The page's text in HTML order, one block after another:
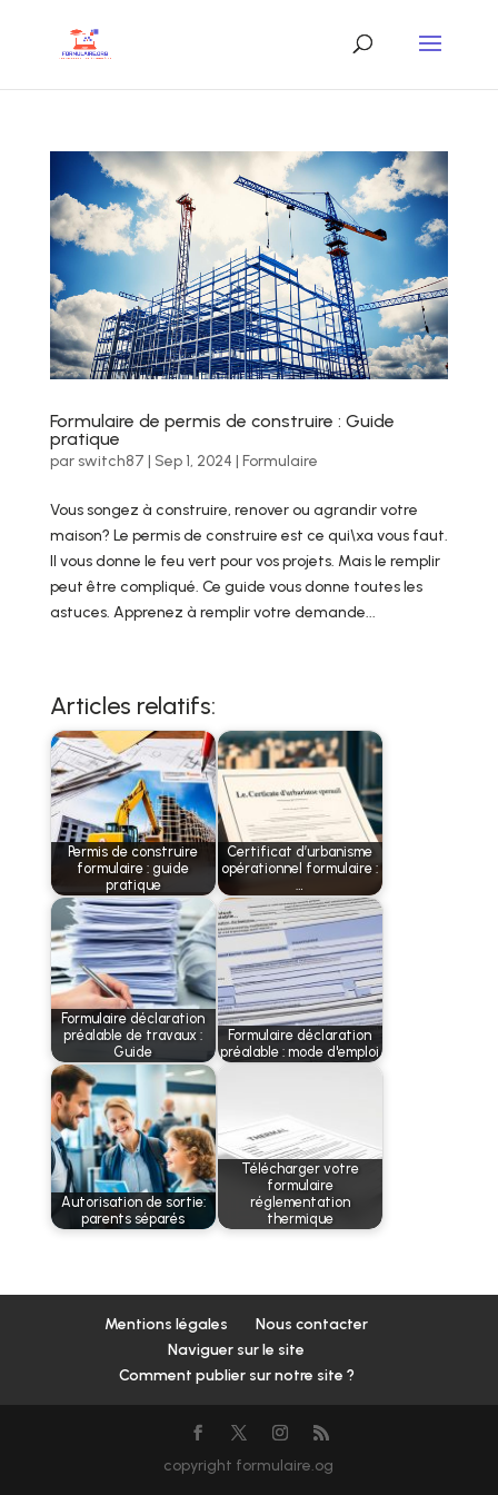
Formulaire de permis de construire : Guide
pratique
par switch87 | Sep 1, 2024 | Formulaire
Vous songez à construire, renover ou agrandir votre
maison? Le permis de construire est ce qui\xa vous faut.
Il vous donne le feu vert pour vos projets. Mais le remplir
peut être compliqué. Ce guide vous donne toutes les
astuces. Apprenez à remplir votre demande...
Articles relatifs:
Permis de construire
formulaire : guide
pratique
Certificat d’urbanisme
opérationnel formulaire :
…
Formulaire déclaration
préalable de travaux :
Guide
Formulaire déclaration
préalable : mode d'emploi
Autorisation de sortie:
parents séparés
Télécharger votre
formulaire
réglementation
thermique
Mentions légales
Nous contacter
Naviguer sur le site
Comment publier sur notre site ?
copyright formulaire.og